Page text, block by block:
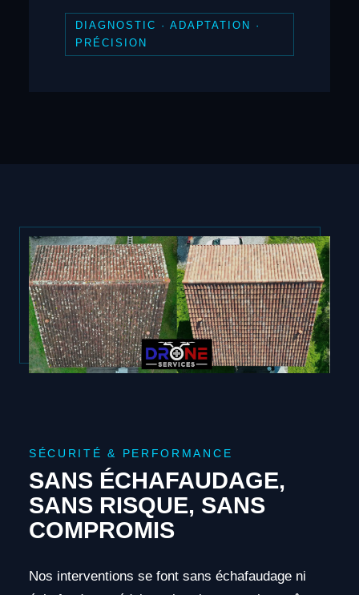
DIAGNOSTIC · ADAPTATION ·
PRÉCISION
SÉCURITÉ & PERFORMANCE
SANS ÉCHAFAUDAGE,
SANS RISQUE, SANS
COMPROMIS
Nos interventions se font sans échafaudage ni